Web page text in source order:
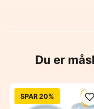
Du er
SPAR 20%